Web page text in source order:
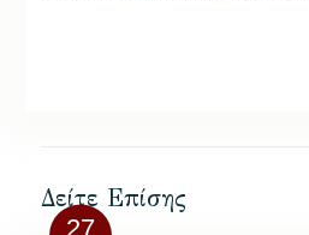
Δείτε Επίσης